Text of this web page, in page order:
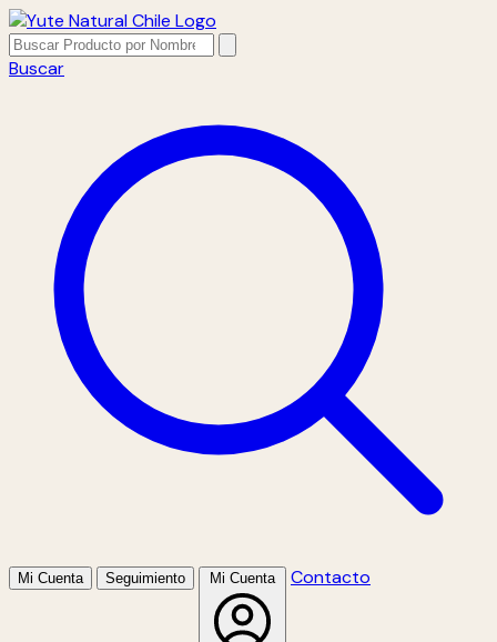
Buscar
Mi Cuenta Seguimiento Mi Cuenta Contacto